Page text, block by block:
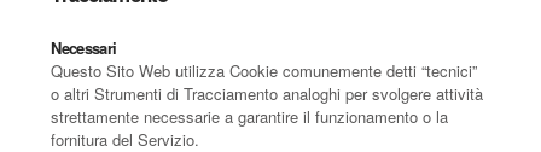
Necessari
Questo Sito Web utilizza Cookie comunemente detti “tecnici”
o altri Strumenti di Tracciamento analoghi per svolgere attività
strettamente necessarie a garantire il funzionamento o la
fornitura del Servizio.